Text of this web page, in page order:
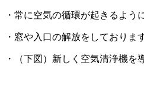
・常に空気の循環が起きるよう
・窓や入口の解放をしておりま
・（下図）新しく空気清浄機を